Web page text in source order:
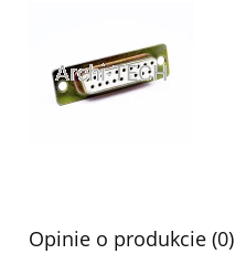
Opinie o produkcie (0)